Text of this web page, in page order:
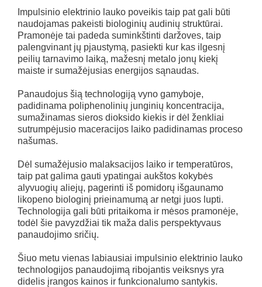
Impulsinio elektrinio lauko poveikis taip pat gali būti
naudojamas pakeisti biologinių audinių struktūrai.
Pramonėje tai padeda suminkštinti daržoves, taip
palengvinant jų pjaustymą, pasiekti kur kas ilgesnį
peilių tarnavimo laiką, mažesnį metalo jonų kiekį
maiste ir sumažėjusias energijos sąnaudas.
Panaudojus šią technologiją vyno gamyboje,
padidinama poliphenolinių junginių koncentracija,
sumažinamas sieros dioksido kiekis ir dėl ženkliai
sutrumpėjusio maceracijos laiko padidinamas proceso
našumas.
Dėl sumažėjusio malaksacijos laiko ir temperatūros,
taip pat galima gauti ypatingai aukštos kokybės
alyvuogių aliejų, pagerinti iš pomidorų išgaunamo
likopeno biologinį prieinamumą ar netgi juos lupti.
Technologija gali būti pritaikoma ir mėsos pramonėje,
todėl šie pavyzdžiai tik maža dalis perspektyvaus
panaudojimo sričių.
Šiuo metu vienas labiausiai impulsinio elektrinio lauko
technologijos panaudojimą ribojantis veiksnys yra
didelis įrangos kainos ir funkcionalumo santykis.